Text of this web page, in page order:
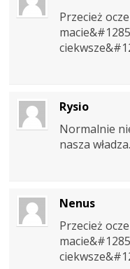
Przecież
Rysio
Normalnie
nasza władza.
Nenus
Przecież